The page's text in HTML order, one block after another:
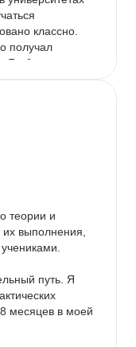
классно.
получал
Я обычно не
теории и
их выполнения,
путь. Я
месяцев в моей